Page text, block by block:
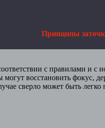
Принципы
с правилами и с
восстановить фокус,
сверло может быть легко